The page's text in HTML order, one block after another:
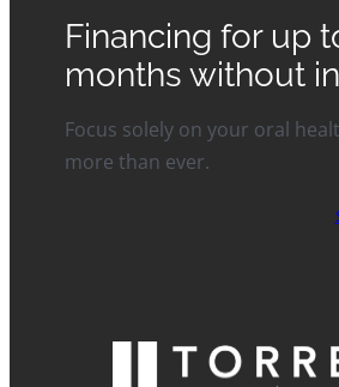
Financing for up
months without
Focus solely on your oral
more than ever.